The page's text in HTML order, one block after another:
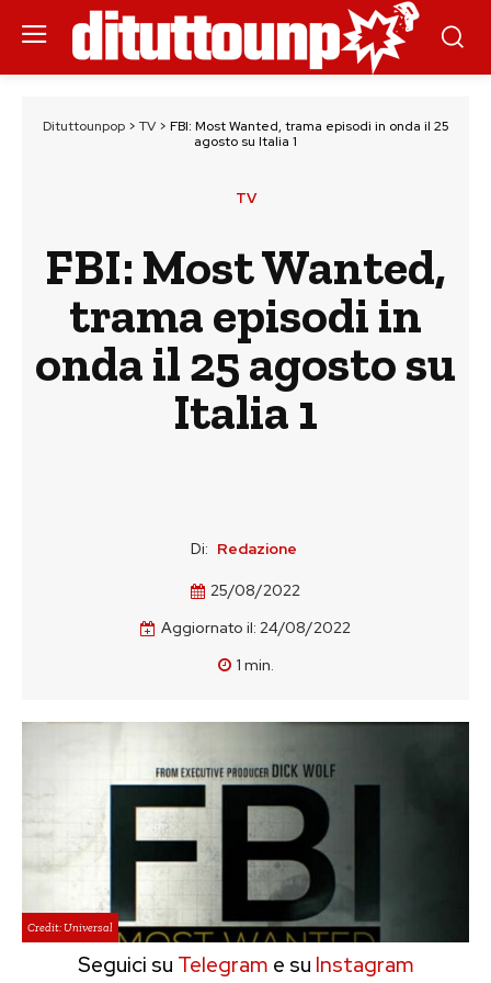
Dituttounpop> TV> FBI: Most Wanted, trama episodi in onda il 25
agosto su Italia 1
TV
FBI: Most Wanted,
trama episodi in
onda il 25 agosto su
Italia 1
Di: Redazione
25/08/2022
Aggiornato il: 24/08/2022
1 min.
Credit: Universal
Seguici su Telegram e su Instagram